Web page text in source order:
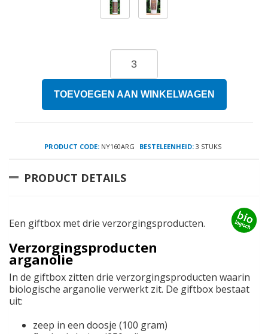
TOEVOEGEN AAN WINKELWAGEN
PRODUCT CODE:NY160ARG BESTELEENHEID:3 STUKS
PRODUCT DETAILS
Een giftbox met drie verzorgingsproducten.
Verzorgingsproducten
arganolie
In de giftbox zitten drie verzorgingsproducten waarin
biologische arganolie verwerkt zit. De giftbox bestaat
uit:
zeep in een doosje (100 gram)